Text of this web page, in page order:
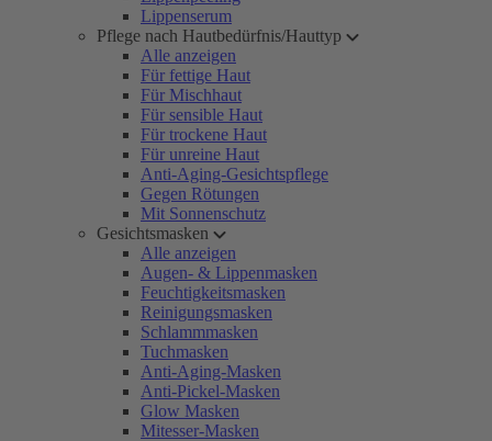
Lippenserum
Pflege nach Hautbedürfnis/Hauttyp
Alle anzeigen
Für fettige Haut
Für Mischhaut
Für sensible Haut
Für trockene Haut
Für unreine Haut
Anti-Aging-Gesichtspflege
Gegen Rötungen
Mit Sonnenschutz
Gesichtsmasken
Alle anzeigen
Augen- & Lippenmasken
Feuchtigkeitsmasken
Reinigungsmasken
Schlammmasken
Tuchmasken
Anti-Aging-Masken
Anti-Pickel-Masken
Glow Masken
Mitesser-Masken